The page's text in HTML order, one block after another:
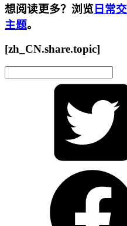
想阅读更多？浏览 日常
主题。
[zh_CN.share.topic]